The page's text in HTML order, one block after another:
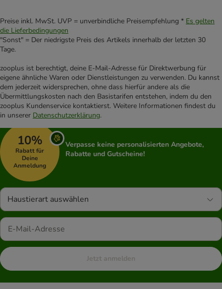
Preise inkl. MwSt. UVP = unverbindliche Preisempfehlung * Es gelten
die Lieferbedingungen
"Sonst" = Der niedrigste Preis des Artikels innerhalb der letzten 30
Tage.
zooplus ist berechtigt, deine E-Mail-Adresse für Direktwerbung für
eigene ähnliche Waren oder Dienstleistungen zu verwenden. Du kannst
dem jederzeit widersprechen, ohne dass hierfür andere als die
Übermittlungskosten nach den Basistarifen entstehen, indem du den
zooplus Kundenservice kontaktierst. Weitere Informationen findest du
in unserer Datenschutzerklärung.
10%
Rabatt für
Deine
Anmeldung
Verpasse keine personalisierten Angebote,
Rabatte und Gutscheine!
Haustierart auswählen
Jetzt anmelden